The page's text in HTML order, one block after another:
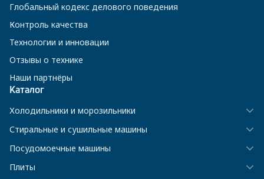
Глобальный кодекс делового поведения
Контроль качества
Технологии и инновации
Отзывы о технике
Наши партнёры
Каталог
Холодильники и морозильники
Стиральные и сушильные машины
Посудомоечные машины
Плиты